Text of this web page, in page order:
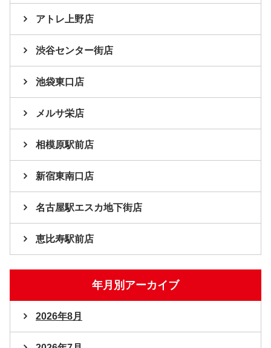
アトレ上野店
渋谷センター街店
池袋東口店
メルサ栄店
相模原駅前店
新宿東南口店
名古屋駅エスカ地下街店
恵比寿駅前店
年月別アーカイブ
2026年8月